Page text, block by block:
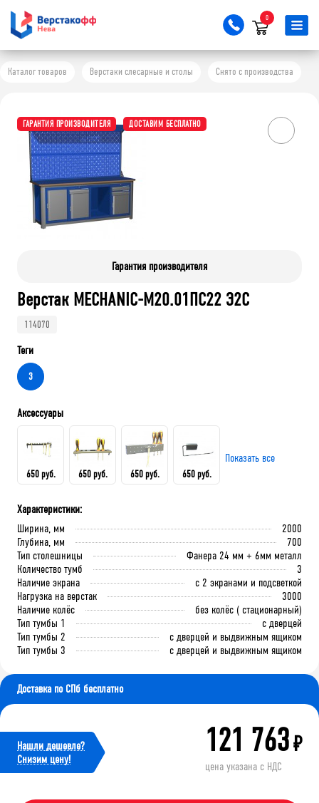
0
Каталог товаров Верстаки слесарные и столы Снято с производства
ГАРАНТИЯ ПРОИЗВОДИТЕЛЯ ДОСТАВИМ БЕСПЛАТНО
Гарантия производителя
Верстак MECHANIC-М20.01ПС22 Э2С
114070
Теги
3
Аксессуары
650 руб.
Держатель для ключей
Верстакофф
В корзину
650 руб.
Держатель универсальный
Верстакофф
В корзину
650 руб.
Верстакофф
В корзину
650 руб.
полотенец Верстакофф
В корзину
Показать все
Характеристики:
Ширина, мм
2000
Глубина, мм
700
Тип столешницы
Фанера 24 мм + 6мм металл
Количество тумб
3
Наличие экрана
с 2 экранами и подсветкой
Нагрузка на верстак
3000
Наличие колёс
без колёс ( стационарный)
Тип тумбы 1
с дверцей
Тип тумбы 2
с дверцей и выдвижным ящиком
Тип тумбы 3
с дверцей и выдвижным ящиком
Доставка по СПб бесплатно
Нашли дешевле?
Cнизим цену!
121 763₽
цена указана с НДС